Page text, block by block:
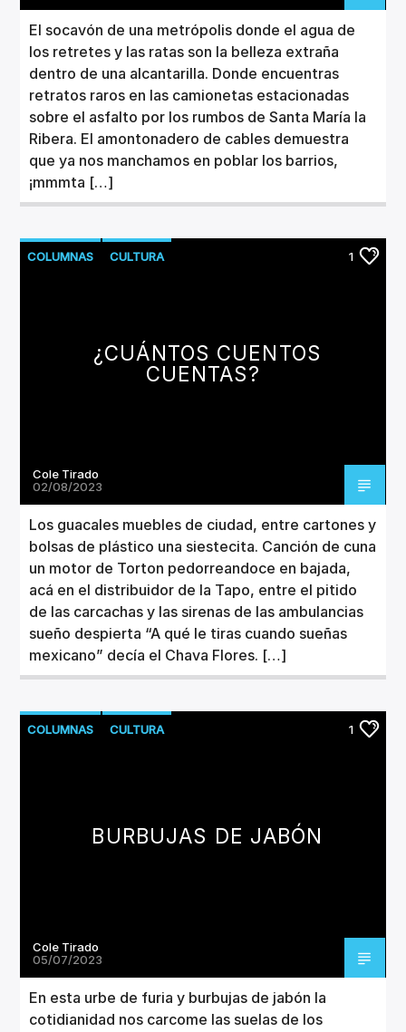
El socavón de una metrópolis donde el agua de
los retretes y las ratas son la belleza extraña
dentro de una alcantarilla. Donde encuentras
retratos raros en las camionetas estacionadas
sobre el asfalto por los rumbos de Santa María la
Ribera. El amontonadero de cables demuestra
que ya nos manchamos en poblar los barrios,
¡mmmta […]
COLUMNAS CULTURA 1
¿CUÁNTOS CUENTOS
CUENTAS?
Cole Tirado
02/08/2023
Los guacales muebles de ciudad, entre cartones y
bolsas de plástico una siestecita. Canción de cuna
un motor de Torton pedorreandoce en bajada,
acá en el distribuidor de la Tapo, entre el pitido
de las carcachas y las sirenas de las ambulancias
sueño despierta “A qué le tiras cuando sueñas
mexicano” decía el Chava Flores. […]
COLUMNAS CULTURA 1
BURBUJAS DE JABÓN
Cole Tirado
05/07/2023
En esta urbe de furia y burbujas de jabón la
cotidianidad nos carcome las suelas de los